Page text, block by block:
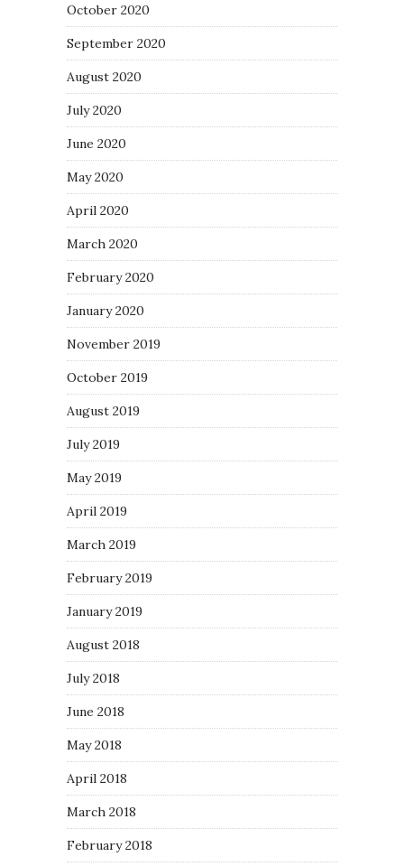
October 2020
September 2020
August 2020
July 2020
June 2020
May 2020
April 2020
March 2020
February 2020
January 2020
November 2019
October 2019
August 2019
July 2019
May 2019
April 2019
March 2019
February 2019
January 2019
August 2018
July 2018
June 2018
May 2018
April 2018
March 2018
February 2018